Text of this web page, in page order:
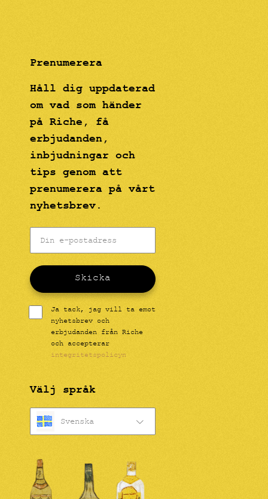
Prenumerera
Håll dig uppdaterad
om vad som händer
på Riche, få
erbjudanden,
inbjudningar och
tips genom att
prenumerera på vårt
nyhetsbrev.
Skicka
Ja tack, jag vill ta emot
nyhetsbrev och
erbjudanden från Riche
och accepterar
integritetspolicyn
Välj språk
Svenska